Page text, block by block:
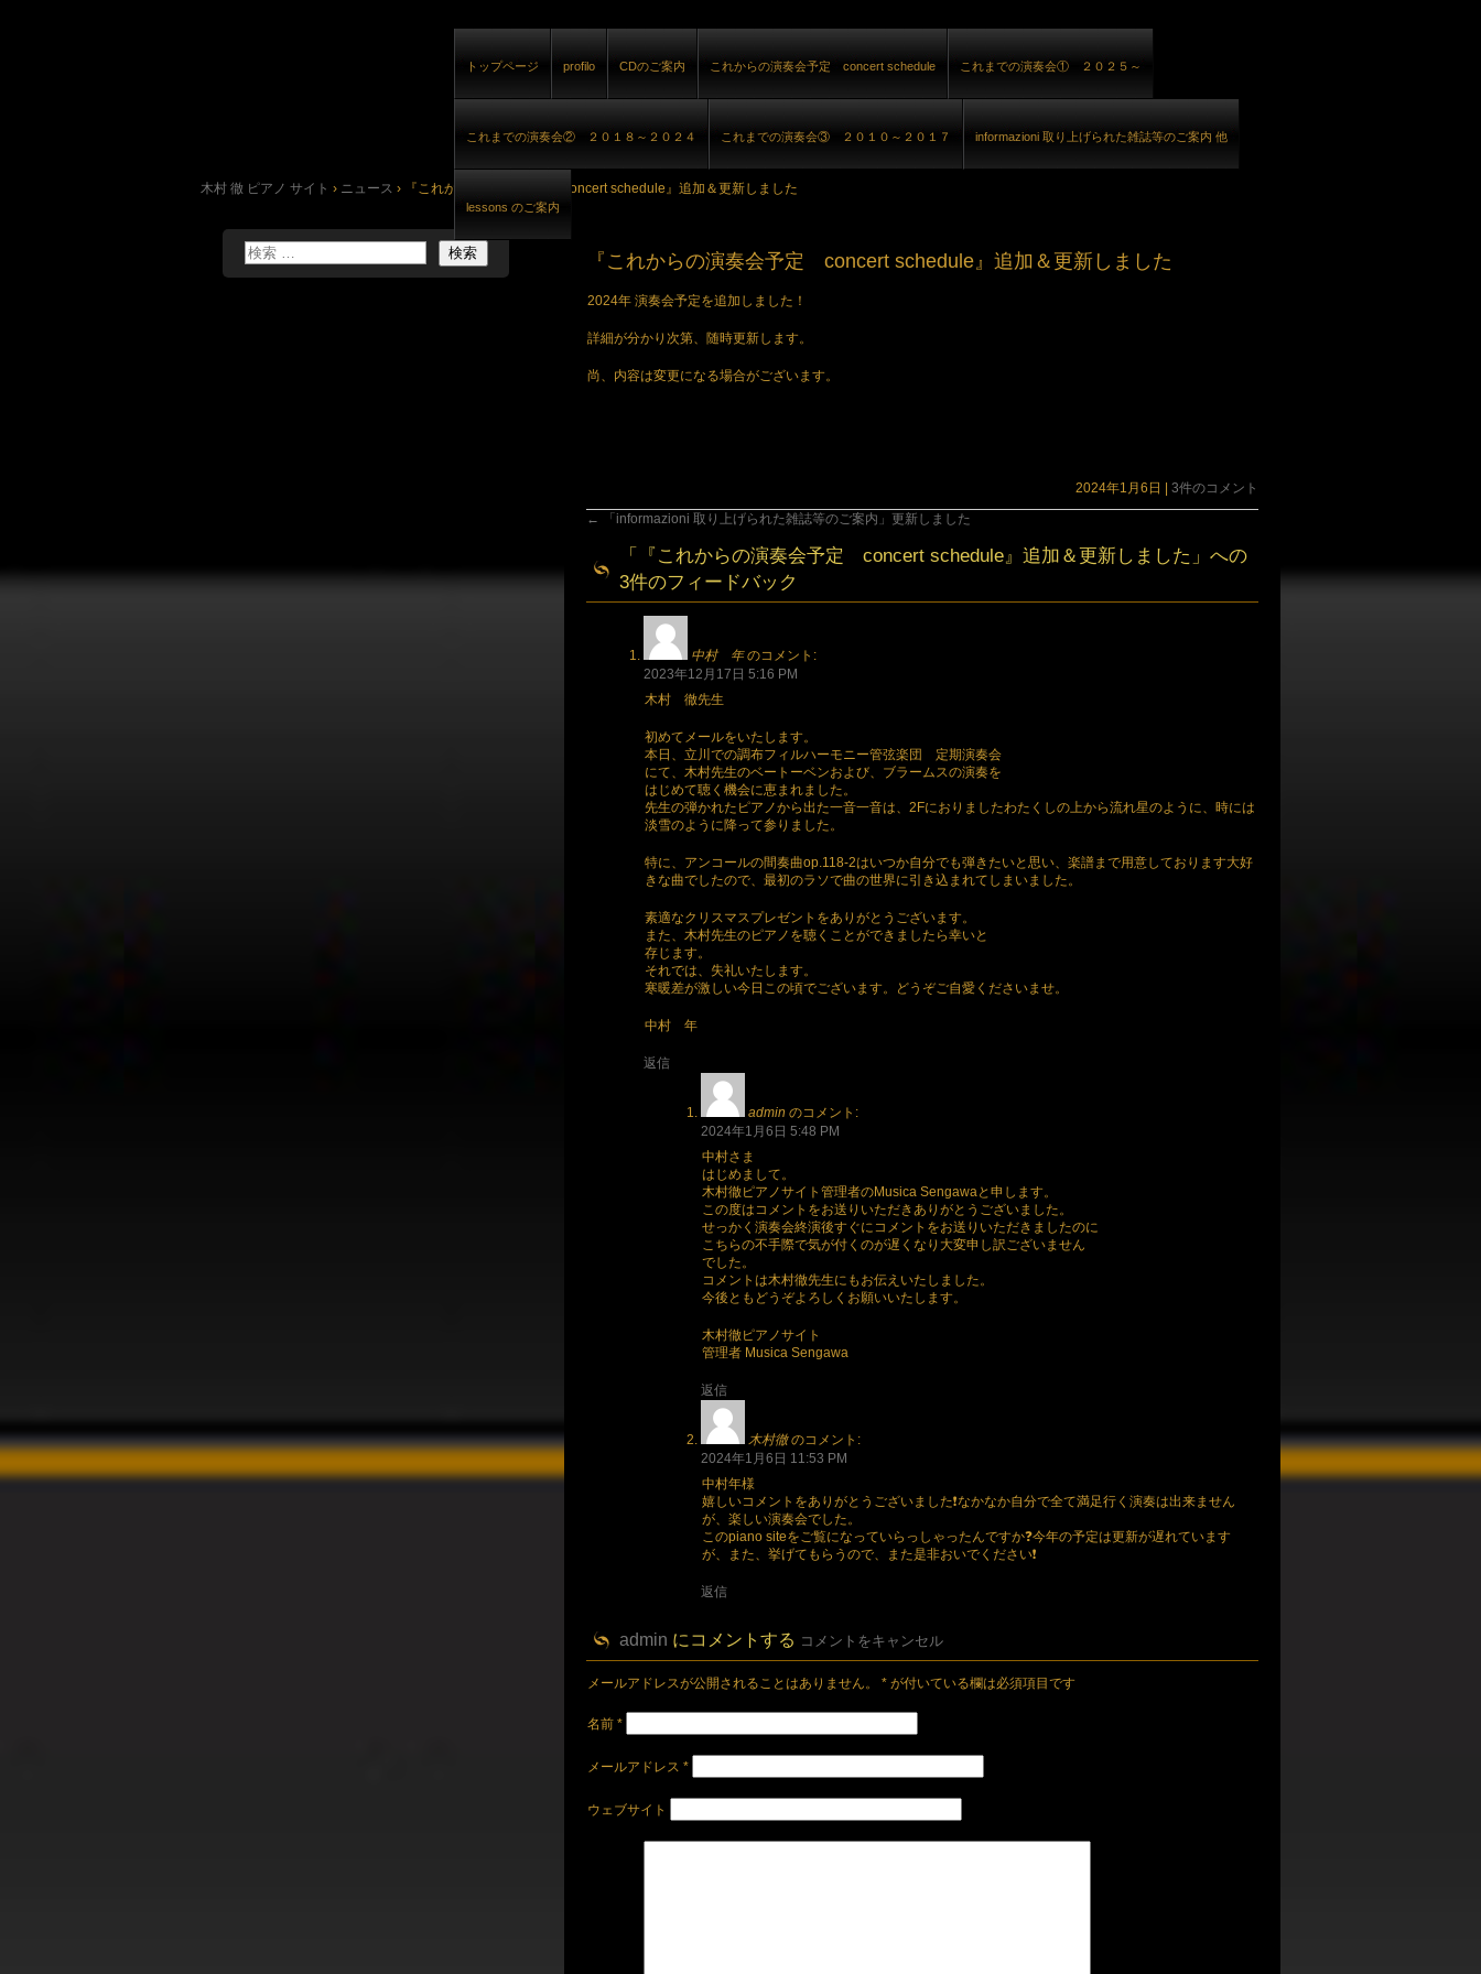
トップページ profilo CDのご案内 これからの演奏会予定 concert schedule これまでの演奏会① ２０２５～
これまでの演奏会② ２０１８～２０２４ これまでの演奏会③ ２０１０～２０１７ informazioni 取り上げられた雑誌等のご案内 他
lessons のご案内
木村 徹 ピアノ サイト › ニュース › 『これからの演奏会予定 concert schedule』追加＆更新しました
『これからの演奏会予定 concert schedule』追加＆更新しました
2024年 演奏会予定を追加しました！
詳細が分かり次第、随時更新します。
尚、内容は変更になる場合がございます。
2024年1月6日
3件のコメント
←
「informazioni 取り上げられた雑誌等のご案内」更新しました
「 『これからの演奏会予定 concert schedule』追加＆更新しました 」への
3件のフィードバック
中村 年 のコメント:
2023年12月17日 5:16 PM
木村 徹先生
初めてメールをいたします。
本日、立川での調布フィルハーモニー管弦楽団 定期演奏会
にて、木村先生のベートーベンおよび、ブラームスの演奏を
はじめて聴く機会に恵まれました。
先生の弾かれたピアノから出た一音一音は、2Fにおりましたわたくしの上から流れ星のように、時には
淡雪のように降って参りました。
特に、アンコールの間奏曲op.118-2はいつか自分でも弾きたいと思い、楽譜まで用意しております大好
きな曲でしたので、最初のラソで曲の世界に引き込まれてしまいました。
素適なクリスマスプレゼントをありがとうございます。
また、木村先生のピアノを聴くことができましたら幸いと
存じます。
それでは、失礼いたします。
寒暖差が激しい今日この頃でございます。どうぞご自愛くださいませ。
中村 年
返信
admin のコメント:
2024年1月6日 5:48 PM
中村さま
はじめまして。
木村徹ピアノサイト管理者のMusica Sengawaと申します。
この度はコメントをお送りいただきありがとうございました。
せっかく演奏会終演後すぐにコメントをお送りいただきましたのに
こちらの不手際で気が付くのが遅くなり大変申し訳ございません
でした。
コメントは木村徹先生にもお伝えいたしました。
今後ともどうぞよろしくお願いいたします。
木村徹ピアノサイト
管理者 Musica Sengawa
返信
木村徹 のコメント:
2024年1月6日 11:53 PM
中村年様
嬉しいコメントをありがとうございました❗なかなか自分で全て満足行く演奏は出来ません
が、楽しい演奏会でした。
このpiano siteをご覧になっていらっしゃったんですか❓今年の予定は更新が遅れています
が、また、挙げてもらうので、また是非おいでください❗
返信
admin にコメントする コメントをキャンセル
メールアドレスが公開されることはありません。* が付いている欄は必須項目です
名前*
メールアドレス*
ウェブサイト